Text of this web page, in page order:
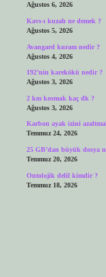
Ağustos 6, 2026
Kavs-ı kuzah ne demek ?
Ağustos 5, 2026
Avangard kuram nedir ?
Ağustos 4, 2026
192’nin karekökü nedir ?
Ağustos 3, 2026
2 km kosmak kaç dk ?
Ağustos 3, 2026
Karbon ayak izini
Temmuz 24, 2026
25 GB’dan büyük dosya
Temmuz 20, 2026
Ontolojik delil kimdir ?
Temmuz 18, 2026